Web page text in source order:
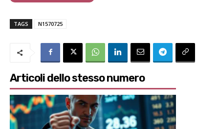
TAGS N1570725
Articoli dello stesso numero